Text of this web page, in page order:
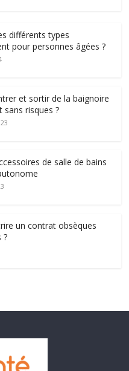
différents types
pour personnes âgées ?
et sortir de la baignoire
sans risques ?
de salle de bains
un contrat obsèques
?